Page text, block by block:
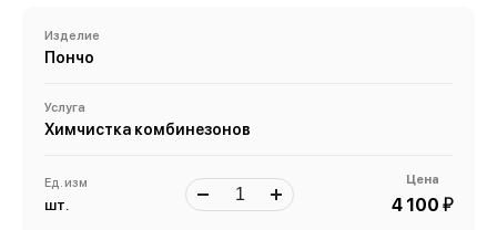
Изделие
Пончо
Услуга
Химчистка комбинезонов
Ед. изм
шт.
Цена
4 100 й